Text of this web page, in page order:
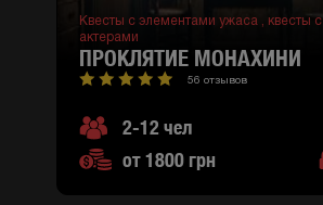
Квесты с элементами ужаса , квесты с
актерами
ПРОКЛЯТИЕ МОНАХИНИ
56 отзывов
2-12 чел
от 1800 грн